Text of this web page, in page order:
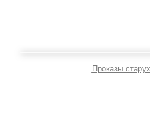
Проказы